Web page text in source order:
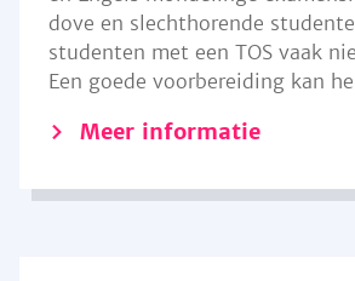
dove en slechthorende
studenten met een TOS vaak
Een goede voorbereiding kan
Meer informatie